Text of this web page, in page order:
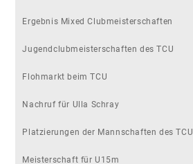
Ergebnis Mixed Clubmeisterschaften
Jugendclubmeisterschaften des TCU
Flohmarkt beim TCU
Nachruf für Ulla Schray
Platzierungen der Mannschaften des TCU
Meisterschaft für U15m